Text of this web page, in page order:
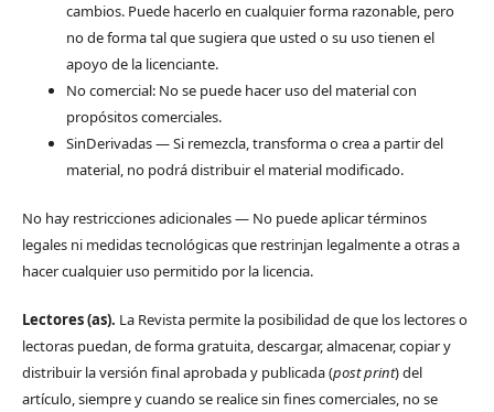
cambios. Puede hacerlo en cualquier forma razonable, pero
no de forma tal que sugiera que usted o su uso tienen el
apoyo de la licenciante.
No comercial: No se puede hacer uso del material con
propósitos comerciales.
SinDerivadas — Si remezcla, transforma o crea a partir del
material, no podrá distribuir el material modificado.
No hay restricciones adicionales — No puede aplicar términos
legales ni medidas tecnológicas que restrinjan legalmente a otras a
hacer cualquier uso permitido por la licencia.
Lectores (as). La Revista permite la posibilidad de que los lectores o
lectoras puedan, de forma gratuita, descargar, almacenar, copiar y
distribuir la versión final aprobada y publicada (post print) del
artículo, siempre y cuando se realice sin fines comerciales, no se